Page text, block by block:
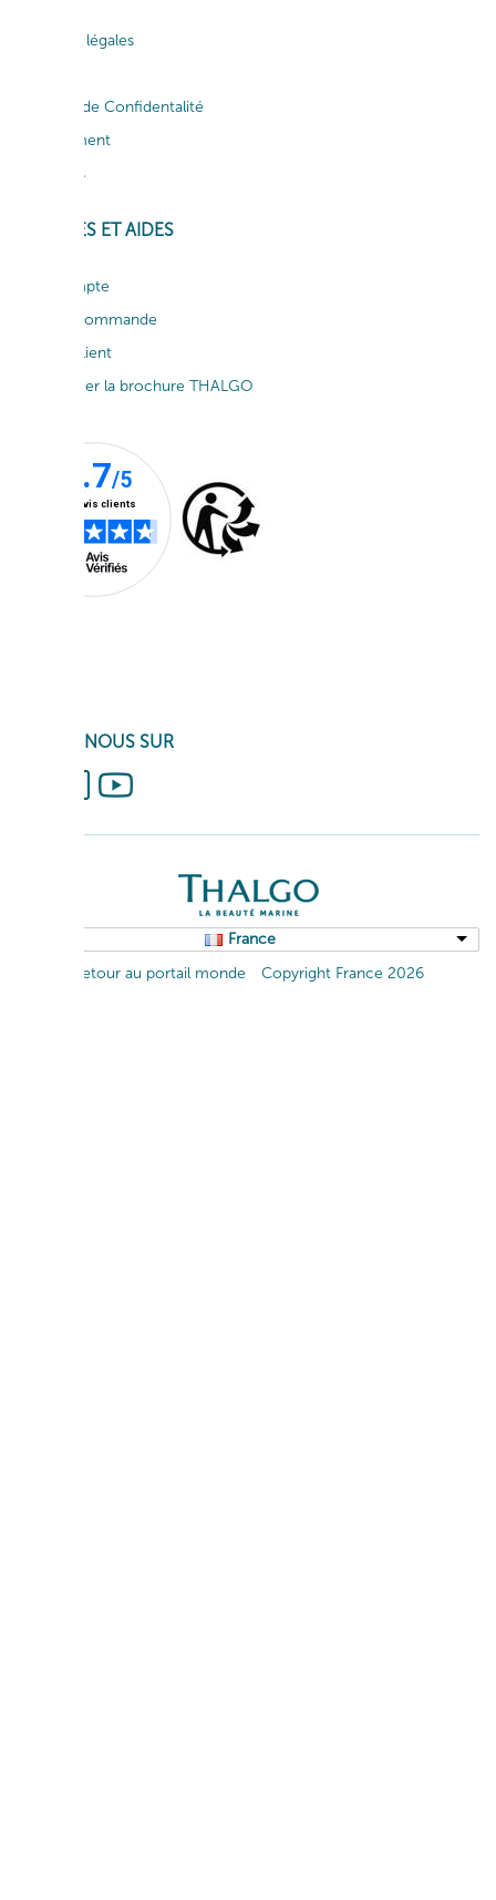
Mentions légales
Politique de Confidentalité
Recrutement
Actualités
SERVICES ET AIDES
Mon compte
Suivi de commande
Service client
Télécharger la brochure THALGO
SUIVEZ-NOUS SUR
France
Retour au portail monde
Copyright France 2026